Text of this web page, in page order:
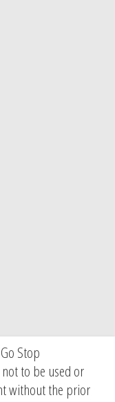
Stop
not to be used or
without the prior